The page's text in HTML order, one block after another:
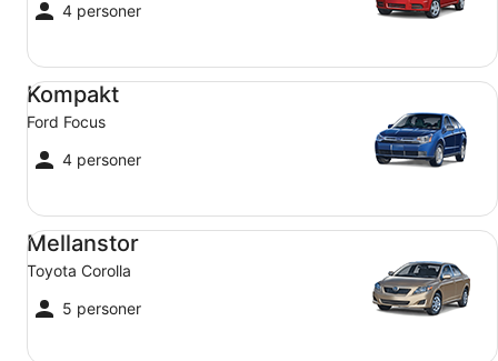
4 personer
Kompakt
Ford Focus
4 personer
Kompakt Ford Focus
Mellanstor
Toyota Corolla
5 personer
Mellanstor Toyota Corolla